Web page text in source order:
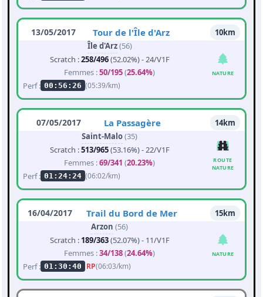
13/05/2017 Tour de l'Île d'Arz
10km
Île d'Arz(56)
Scratch :258/496(52.02%) - 24/V1F
Femmes :50/195(25.64%)
Perf : 00:56:26 (05:39/km)
NATURE
07/05/2017 La Passagère
14km
Saint-Malo(35)
Scratch :513/965(53.16%) - 22/V1F
Femmes :69/341 (20.23%)
Perf : 01:24:24 (06:02/km)
ROUTE
NATURE
16/04/2017 Trail du Bord de Mer
15km
Arzon (56)
Scratch : 189/363(52.07%) - 11/V1F
Femmes :34/138(24.64%)
Perf : 01:30:40 RP(06:03/km)
NATURE